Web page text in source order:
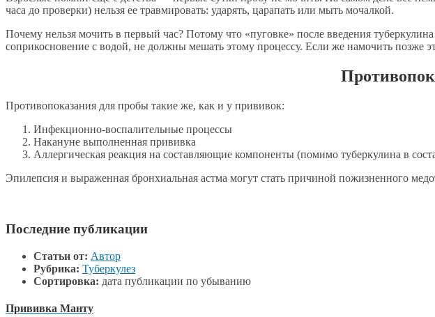
часа до проверки) нельзя ее травмировать: ударять, царапать или мыть мочалкой.
Почему нельзя мочить в первый час? Потому что «пуговке» после введения
соприкосновение с водой, не должны мешать этому процессу. Если же намочить позже
Противопоказания для пробы такие же, как и у прививок:
Инфекционно-воспалительные процессы
Накануне выполненная прививка
Аллергическая реакция на составляющие компоненты (помимо туберкулина в
Эпилепсия и выраженная бронхиальная астма могут стать причиной пожизненного
Последние публикации
Статьи от: Автор
Рубрика: Туберкулез
Сортировка: дата публикации по убыванию
Прививка Манту